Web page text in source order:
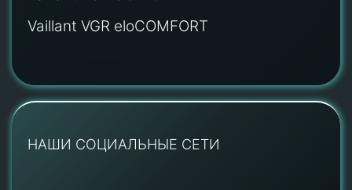
Vaillant VGR eloCOMFORT
НАШИ СОЦИАЛЬНЫЕ СЕТИ